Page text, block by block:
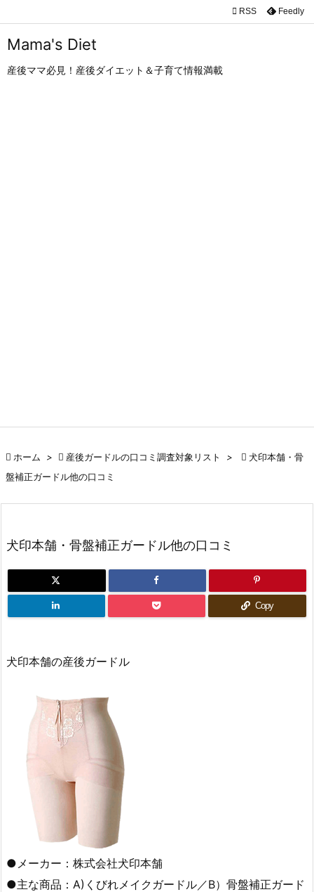
Mama's Diet
産後ママ必見！産後ダイエット＆子育て情報満載

 RSS Feedly
 ホーム >  産後ガードルの口コミ調査対象リスト >  犬印本舗・骨
盤補正ガードル他の口コミ
犬印本舗・骨盤補正ガードル他の口コミ
Copy
犬印本舗の産後ガードル
●メーカー：株式会社犬印本舗
●主な商品：A)くびれメイクガードル／B）骨盤補正ガード